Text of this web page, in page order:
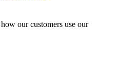
our customers use our